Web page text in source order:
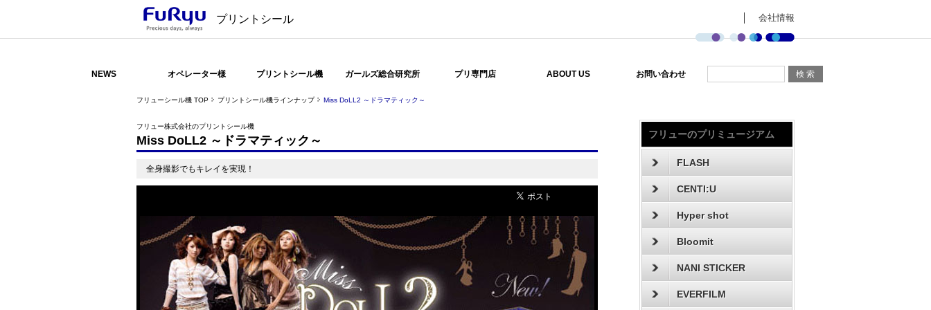
プリントシール 会社情報
NEWS オペレーター様 プリントシール機 ガールズ総合研究所 プリ専門店 ABOUT US お問い合わせ
フリューシール機 TOP プリントシール機ラインナップ Miss DoLL2 ～ドラマティック～
フリュー株式会社のプリントシール機
Miss DoLL2 ～ドラマティック～
全身撮影でもキレイを実現！
フリューのプリミュージアム
FLASH
CENTI:U
Hyper shot
Bloomit
NANI STICKER
EVERFILM